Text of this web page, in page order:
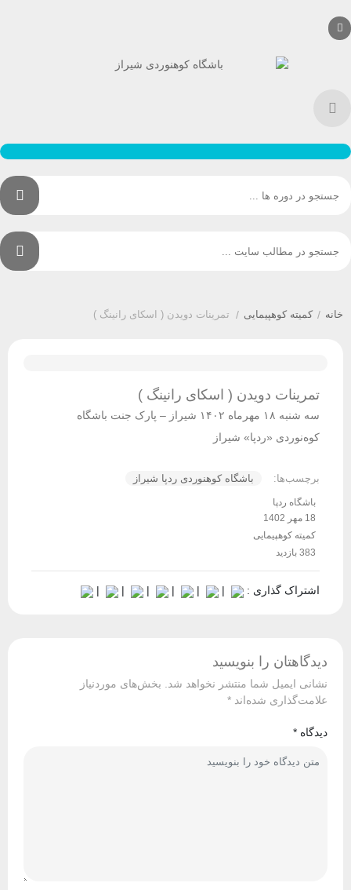
/کمیته کوهپیمایی/ تمرینات دویدن ( اسکای رانینگ )
تمرینات دویدن ( اسکای رانینگ )
سه شنبه ۱۸ مهرماه ۱۴۰۲ شیراز – پارک جنت باشگاه
کوه‌نوردی «ردپا» شیراز
برچسب‌ها: باشگاه کوهنوردی ردپا شیراز
باشگاه ردپا
کمیته کوهپیمایی
اشتراک گذاری : |
|
|
|
|
|
دیدگاهتان را بنویسید
نشانی ایمیل شما منتشر نخواهد شد. بخش‌های موردنیاز
علامت‌گذاری شده‌اند*
دیدگاه*